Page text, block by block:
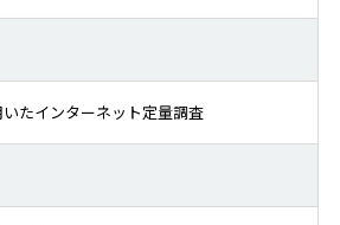
たインターネット定量調査